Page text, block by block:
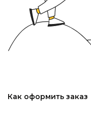
Как оформить заказ